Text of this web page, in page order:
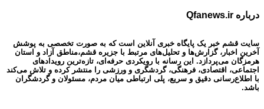
درباره Qfanews.ir
سایت قشم خبر یک پایگاه خبری آنلاین است که به صورت تخصصی به پوشش
آخرین اخبار، گزارش‌ها و تحلیل‌های مرتبط با جزیره قشم،مناطق آزاد و استان
هرمزگان می‌پردازد. این رسانه با رویکردی حرفه‌ای، تازه‌ترین رویدادهای
اجتماعی، اقتصادی، فرهنگی، گردشگری و ورزشی را منتشر کرده و تلاش می‌کند
با اطلاع‌رسانی دقیق و سریع، پلی ارتباطی میان مردم، مسئولان و گردشگران
باشد.